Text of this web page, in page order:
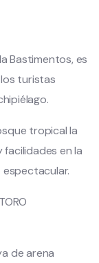
Bastimentos, es
turistas
tropical la
en la
espectacular.
de arena